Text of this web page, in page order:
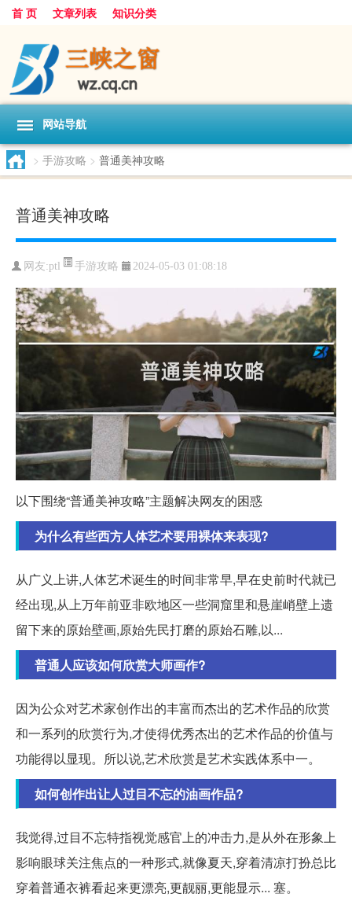
首 页 文章列表 知识分类
网站导航
> 手游攻略 > 普通美神攻略
普通美神攻略
网友:ptl 手游攻略 2024-05-03 01:08:18
以下围绕“普通美神攻略”主题解决网友的困惑
为什么有些西方人体艺术要用裸体来表现?
从广义上讲,人体艺术诞生的时间非常早,早在史前时代就已
经出现,从上万年前亚非欧地区一些洞窟里和悬崖峭壁上遗
留下来的原始壁画,原始先民打磨的原始石雕,以...
普通人应该如何欣赏大师画作?
因为公众对艺术家创作出的丰富而杰出的艺术作品的欣赏
和一系列的欣赏行为,才使得优秀杰出的艺术作品的价值与
功能得以显现。所以说,艺术欣赏是艺术实践体系中一。
如何创作出让人过目不忘的油画作品?
我觉得,过目不忘特指视觉感官上的冲击力,是从外在形象上
影响眼球关注焦点的一种形式,就像夏天,穿着清凉打扮总比
穿着普通衣裤看起来更漂亮,更靓丽,更能显示... 塞。